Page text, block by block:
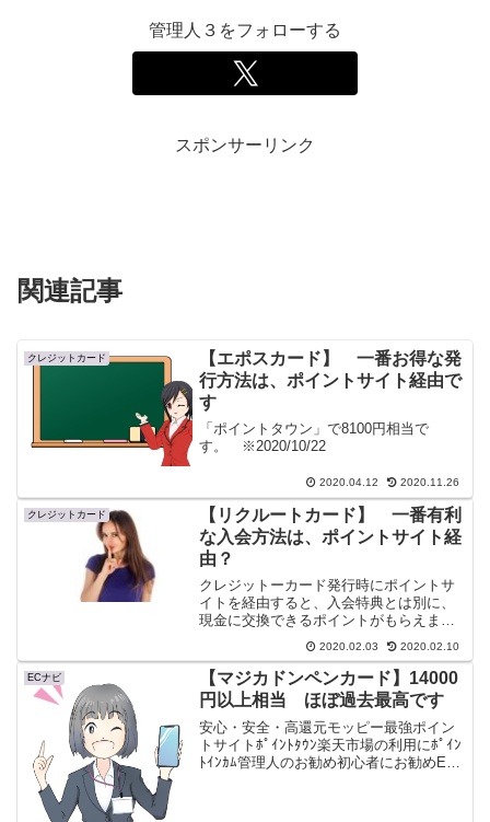
管理人３をフォローする
スポンサーリンク
関連記事
クレジットカード
【エポスカード】 一番お得な発
行方法は、ポイントサイト経由で
す
「ポイントタウン」で8100円相当で
す。 ※2020/10/22
2020.04.12 2020.11.26
クレジットカード
【リクルートカード】 一番有利
な入会方法は、ポイントサイト経
由？
クレジットーカード発行時にポイントサ
イトを経由すると、入会特典とは別に、
現金に交換できるポイントがもらえま
す。1,2％もの交換現率を誇るリクルート
カードの一番有利な入会方法について書
いてみた。※げん玉で18000円相当
2020/02/10
2020.02.03 2020.02.10
ECナビ
【マジカドンペンカード】14000
円以上相当 ほぼ過去最高です
安心・安全・高還元モッピー最強ポイン
トサイトﾎﾟｲﾝﾄﾀｳﾝ楽天市場の利用にﾎﾟｲﾝ
ﾄｲﾝｶﾑ管理人のお勧め初心者にお勧めEC